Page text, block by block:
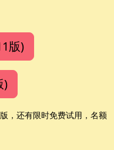
版)
)
，还有限时免费试用，名额